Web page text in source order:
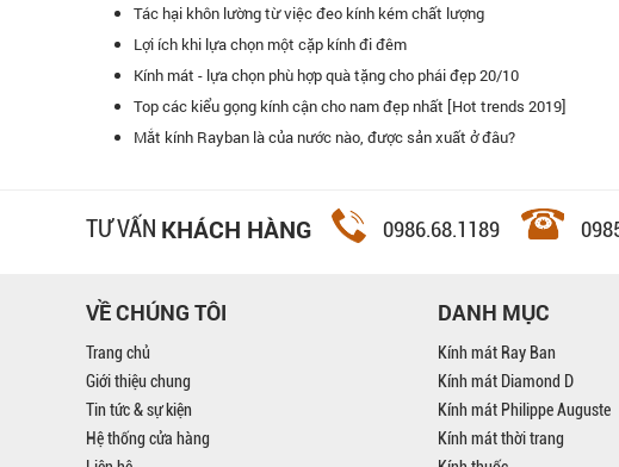
Tác hại khôn lường từ việc đeo kính kém chất lượng
Lợi ích khi lựa chọn một cặp kính đi đêm
Kính mát - lựa chọn phù hợp quà tặng cho phái đẹp 20/10
Top các kiểu gọng kính cận cho nam đẹp nhất [Hot trends 2019]
Mắt kính Rayban là của nước nào, được sản xuất ở đâu?
luôn là điểm đến yêu thích và hàng đầu của tôi.
tin tưởng vào kính mắt ở
TƯ VẤN KHÁCH HÀNG 0986.68.1189
VỀ CHÚNG TÔI
Trang chủ
Giới thiệu chung
Tin tức & sự kiện
Hệ thống cửa hàng
DANH MỤC
Kính mát Ray Ban
Kính mát Diamond D
Kính mát Philippe Auguste
Kính mát thời trang